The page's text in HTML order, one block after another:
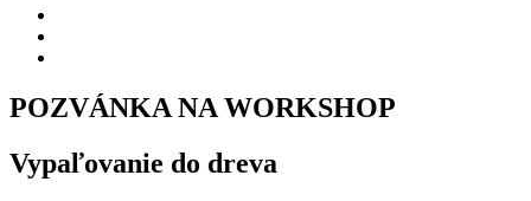
POZVÁNKA NA WORKSHOP
Vypaľovanie do dreva